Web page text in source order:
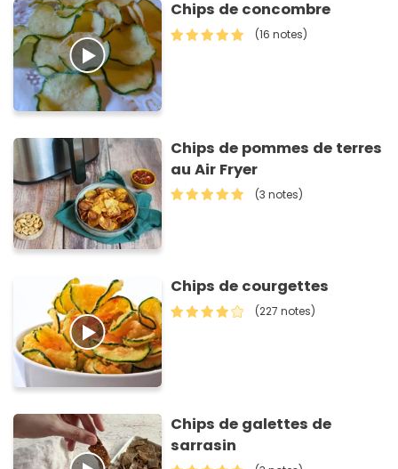
Chips de concombre
(16 notes)
Chips de pommes de terres
au Air Fryer
(3 notes)
Chips de courgettes
(227 notes)
Chips de galettes de
sarrasin